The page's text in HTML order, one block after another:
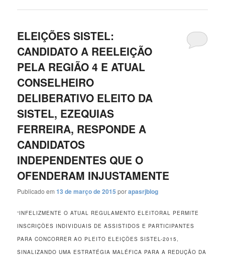
ELEIÇÕES SISTEL:
CANDIDATO A REELEIÇÃO
PELA REGIÃO 4 E ATUAL
CONSELHEIRO
DELIBERATIVO ELEITO DA
SISTEL, EZEQUIAS
FERREIRA, RESPONDE A
CANDIDATOS
INDEPENDENTES QUE O
OFENDERAM INJUSTAMENTE
Publicado em13 de março de 2015 porapasrjblog
“INFELIZMENTE O ATUAL REGULAMENTO ELEITORAL PERMITE
INSCRIÇÕES INDIVIDUAIS DE ASSISTIDOS E PARTICIPANTES
PARA CONCORRER AO PLEITO ELEIÇÕES SISTEL-2015,
SINALIZANDO UMA ESTRATÉGIA MALÉFICA PARA A REDUÇÃO DA